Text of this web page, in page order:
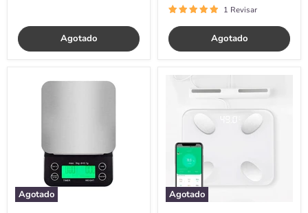
Agotado
1 Revisar
Agotado
Agotado
Balanza
Agotado
Balanza
Inteligente
BT
Extra
Precision